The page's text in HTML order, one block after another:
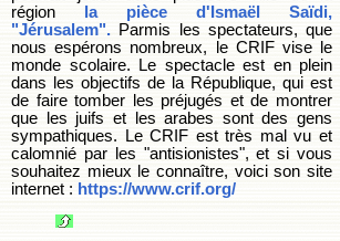
région la pièce d'Ismaël Saïdi,
"Jérusalem". Parmis les spectateurs, que
nous espérons nombreux, le CRIF vise le
monde scolaire. Le spectacle est en plein
dans les objectifs de la République, qui est
de faire tomber les préjugés et de montrer
que les juifs et les arabes sont des gens
sympathiques. Le CRIF est très mal vu et
calomnié par les "antisionistes", et si vous
souhaitez mieux le connaître, voici son site
internet : https://www.crif.org/